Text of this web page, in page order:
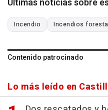
Últimas noticias sobre
Incendio Incendios
Contenido patrocinado
Lo más leído en